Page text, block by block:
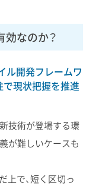
効なのか？
ル開発フレームワ
で現状把握を推進
技術が登場する環
が難しいケースも
上で、短く区切っ